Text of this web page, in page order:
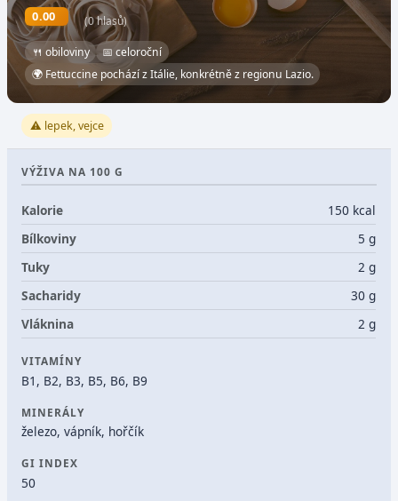
0.00 (0 hlasů)
🍴 obiloviny
📅 celoroční
🌍 Fettuccine pochází z Itálie, konkrétně z regionu Lazio.
⚠️ lepek, vejce
VÝŽIVA NA 100 G
Kalorie
150 kcal
Bílkoviny
5 g
Tuky
2 g
Sacharidy
30 g
Vláknina
2 g
VITAMÍNY
B1, B2, B3, B5, B6, B9
MINERÁLY
železo, vápník, hořčík
GI INDEX
50